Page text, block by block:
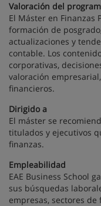
Valoración del
El Máster en
formación de
actualizaciones y
contable. Los
corporativas,
valoración
financieros.
Dirigido a
El máster se
titulados y ejecutivos
finanzas.
Empleabilidad
EAE Business School
sus búsquedas
empresas, sectores